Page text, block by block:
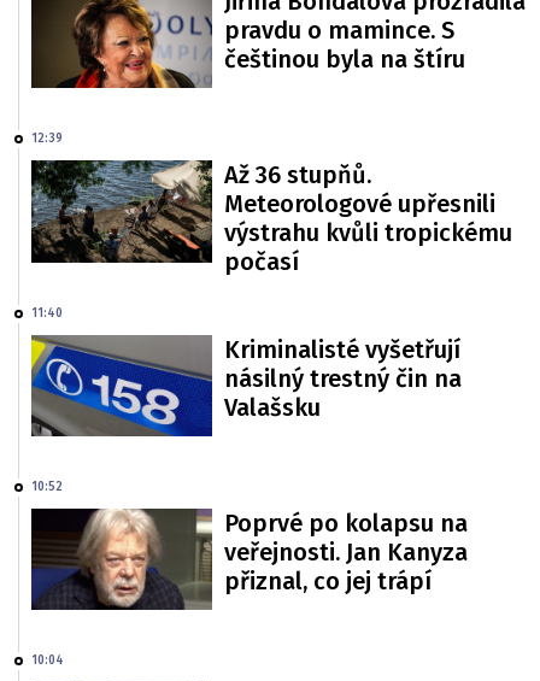
pravdu o mamince. S
češtinou byla na štíru
12:39
Až 36 stupňů.
Meteorologové upřesnili
výstrahu kvůli tropickému
počasí
11:40
Kriminalisté vyšetřují
násilný trestný čin na
Valašsku
10:52
Poprvé po kolapsu na
veřejnosti. Jan Kanyza
přiznal, co jej trápí
10:04